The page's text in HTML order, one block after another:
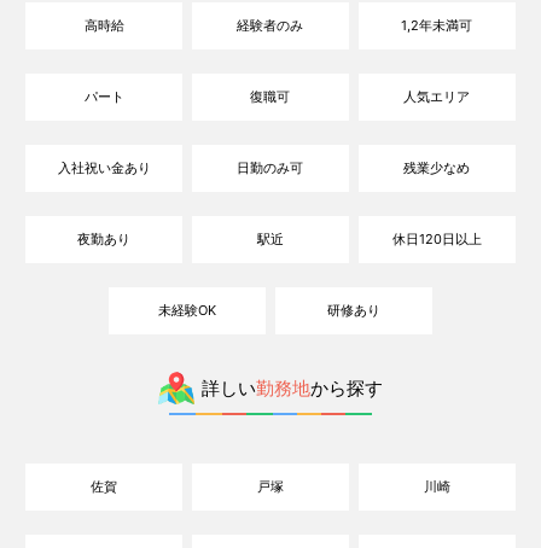
高時給 経験者のみ 1,2年未満可
パート 復職可 人気エリア
入社祝い金あり 日勤のみ可 残業少なめ
夜勤あり 駅近 休日120日以上
未経験OK 研修あり
詳しい勤務地から探す
佐賀 戸塚 川崎